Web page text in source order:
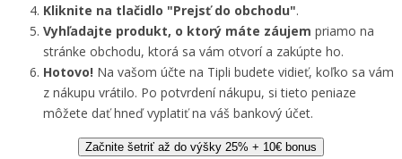
Kliknite na tlačidlo "Prejsť do obchodu".
Vyhľadajte produkt, o ktorý máte záujem priamo na
stránke obchodu, ktorá sa vám otvorí a zakúpte ho.
Hotovo! Na vašom účte na Tipli budete vidieť, koľko sa vám
z nákupu vrátilo. Po potvrdení nákupu, si tieto peniaze
môžete dať hneď vyplatiť na váš bankový účet.
Začnite šetriť až do výšky 25% + 10€ bonus